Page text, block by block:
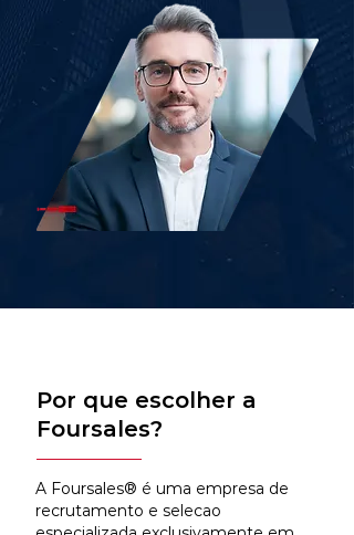
Por que escolher a
Foursales?
A Foursales® é uma empresa de
recrutamento e selecao